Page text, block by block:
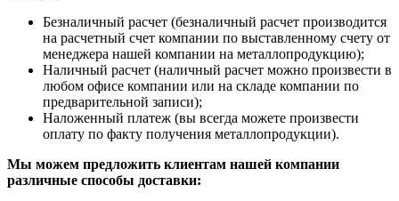
Безналичный расчет (безналичный расчет производится
на расчетный счет компании по выставленному счету от
менеджера нашей компании на металлопродукцию);
Наличный расчет (наличный расчет можно произвести в
любом офисе компании или на складе компании по
предварительной записи);
Наложенный платеж (вы всегда можете произвести
оплату по факту получения металлопродукции).
Мы можем предложить клиентам нашей компании
различные способы доставки: